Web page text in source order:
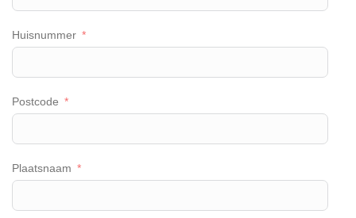
Huisnummer
Postcode
Plaatsnaam